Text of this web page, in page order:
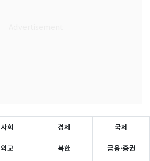
사회 경제 국제
외교 북한 금융·증권